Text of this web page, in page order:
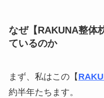
なぜ【RAKUNA整体
ているのか
まず、私はこの【
約半年たちます。